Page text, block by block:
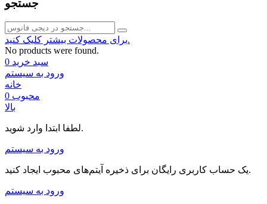
جستجو
برای محصولات بیشتر کلیک کنید.
No products were found.
سبد خرید 0
ورود به سیستم
خانه
محبوب 0
بالا
لطفا ابتدا وارد شوید.
ورود به سیستم
یک حساب کاربری رایگان برای ذخیره آیتم‌های محبوب ایجاد کنید.
ورود به سیستم